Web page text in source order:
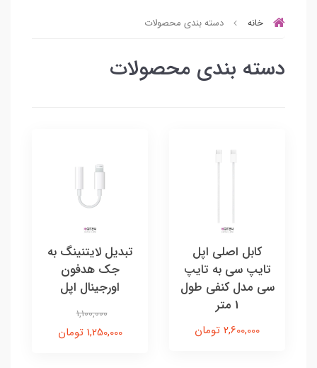
خانه دسته بندی محصولات
دسته بندی محصولات
کابل اصلی اپل
تایپ سی به تایپ
سی مدل کنفی طول
1 متر
2,600,000 تومان
تبدیل لایتنینگ به
جک هدفون
اورجینال اپل
1,100,000
1,250,000 تومان